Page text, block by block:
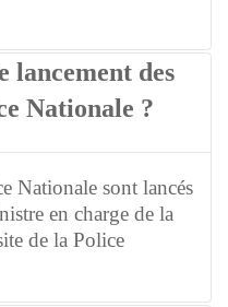
lancement des
Nationale ?
Nationale sont lancés
en charge de la
de la Police